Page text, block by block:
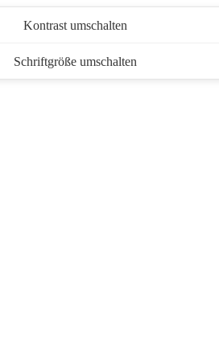
Kontrast umschalten
Schriftgröße umschalten